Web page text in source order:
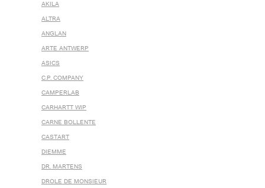
AKILA
ALTRA
ANGLAN
ARTE ANTWERP
ASICS
C.P. COMPANY
CAMPERLAB
CARHARTT WIP
CARNE BOLLENTE
CASTART
DIEMME
DR. MARTENS
DROLE DE MONSIEUR